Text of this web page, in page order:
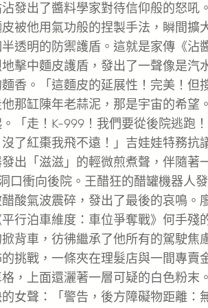
發出了醬料學家對待信仰般的怒吼
被他用氣功般的捏製手法，瞬間擴
透明的防禦護盾。這就是家傳《沾
擊中麵皮護盾，發出了一聲像是汽
香。「這麵皮的延展性！完美！但
那缸陳年老蒜泥，那是宇宙的希望
「走！K-999！我們要從後院逃跑
了紅棗我飛不遠！」吉娃娃特務抗
出「滋滋」的輕微煎煮聲，伴隨著
口衝向後院。王醋狂的醋罐機器人
酸氣波震碎，發出了最後的哀鳴。
行泊車維度：車位爭奪戰》何手殘
背車，彷彿繼承了他所有的駕駛焦
挑戰，一條夾在理髮店與一間專賣
，上面還灑著一層可疑的白色粉末
女聲：「警告，後方障礙物距離：